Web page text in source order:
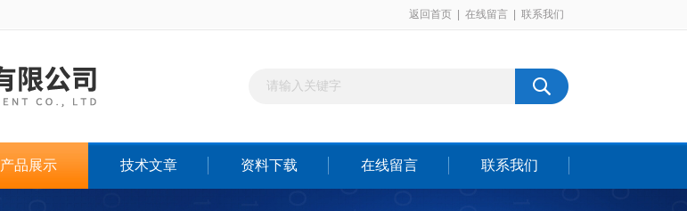
返回首页 在线留言 联系我们
产品展示 技术文章 资料下载 在线留言 联系我们